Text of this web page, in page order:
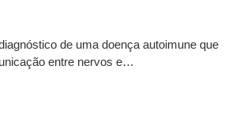
de uma doença autoimune que
entre nervos e…